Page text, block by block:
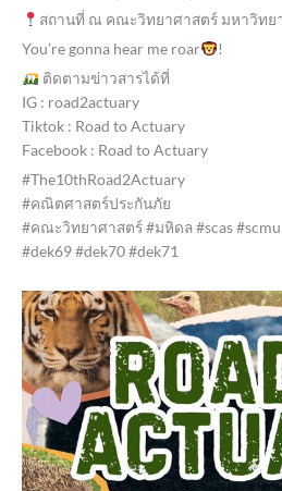
สถานที่ ณ คณะวิทยาศาสตร์ มหาวิทย
You’re gonna hear me roar
!
ติดตามข่าวสารได้ที่
IG : road2actuary
Tiktok : Road to Actuary
Facebook : Road to Actuary
#The10thRoad2Actuary
#คณิตศาสตร์ประกันภัย
#คณะวิทยาศาสตร์ #มหิดล #scas #scmu
#dek69 #dek70 #dek71